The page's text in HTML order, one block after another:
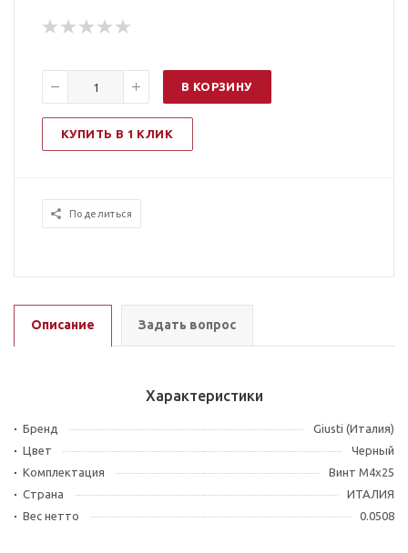
В КОРЗИНУ
КУПИТЬ В 1 КЛИК
Поделиться
Описание Задать вопрос
Характеристики
Бренд
Giusti (Италия)
Цвет
Черный
Комплектация
Винт М4x25
Страна
ИТАЛИЯ
Вес нетто
0.0508